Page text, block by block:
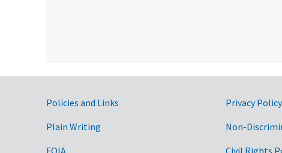
Government Links
Policies and Links
Plain Writing
FOIA
Privacy Policy
Non-
Civil Rights